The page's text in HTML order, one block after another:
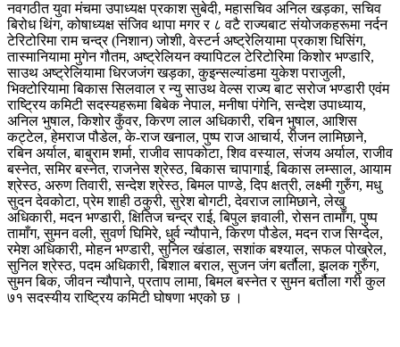
नवगठीत युवा मंचमा उपाध्यक्ष प्रकाश सुबेदी, महासचिव अनिल खड़का, सचिव
बिरोध थिंग, कोषाध्यक्ष संजिव थापा मगर र ८ वटै राज्यबाट संयोजकहरूमा नर्दन
टेरिटोरिमा राम चन्द्र (निशान) जोशी, वेस्टर्न अष्ट्रेलियामा प्रकाश घिसिंग,
तास्मानियामा मुगेन गौतम, अष्ट्रेलियन क्यापिटल टेरिटोरिमा किशोर भण्डारि,
साउथ अष्ट्रेलियामा धिरजजंग खड़का, कुइन्सल्यांडमा युकेश पराजुली,
भिक्टोरियामा बिकास सिलवाल र न्यु साउथ वेल्स राज्य बाट सरोज भण्डारी एवंम
राष्ट्रिय कमिटी सदस्यहरूमा बिबेक नेपाल, मनीषा पंगेनि, सन्देश उपाध्याय,
अनिल भुषाल, किशोर कुँवर, किरण लाल अधिकारी, रबिन भुषाल, आशिस
कट्टेल, हेमराज पौडेल, के-राज खनाल, पुष्प राज आचार्य, रीजन लामिछाने,
रबिन अर्याल, बाबुराम शर्मा, राजीव सापकोटा, शिव वस्याल, संजय अर्याल, राजीव
बस्नेत, समिर बस्नेत, राजनेस श्रेस्ठ, बिकास चापागाई, बिकास लम्साल, आयाम
श्रेस्ठ, अरुण तिवारी, सन्देश श्रेस्ठ, बिमल पाण्डे, दिप क्षत्री, लक्ष्मी गुरुँग, मधु
सुदन देवकोटा, प्रेम शाही ठकुरी, सुरेश बोगटी, देवराज लामिछाने, लेखु
अधिकारी, मदन भण्डारी, क्षितिज चन्द्र राई, बिपुल ज्ञवाली, रोसन तामाँग, पुष्प
तामाँग, सुमन वली, सुवर्ण घिमिरे, धुर्व न्यौपाने, किरण पौडेल, मदन राज सिग्देल,
रमेश अधिकारी, मोहन भण्डारी, सुनिल खंडाल, सशांक बश्याल, सफल पोख्रेल,
सुनिल श्रेस्ठ, पदम अधिकारी, बिशाल बराल, सुजन जंग बर्तौला, झलक गुरुँग,
सुमन बिक, जीवन न्यौपाने, प्रताप लामा, बिमल बस्नेत र सुमन बर्तौला गरी कुल
७१ सदस्यीय राष्ट्रिय कमिटी घोषणा भएको छ ।